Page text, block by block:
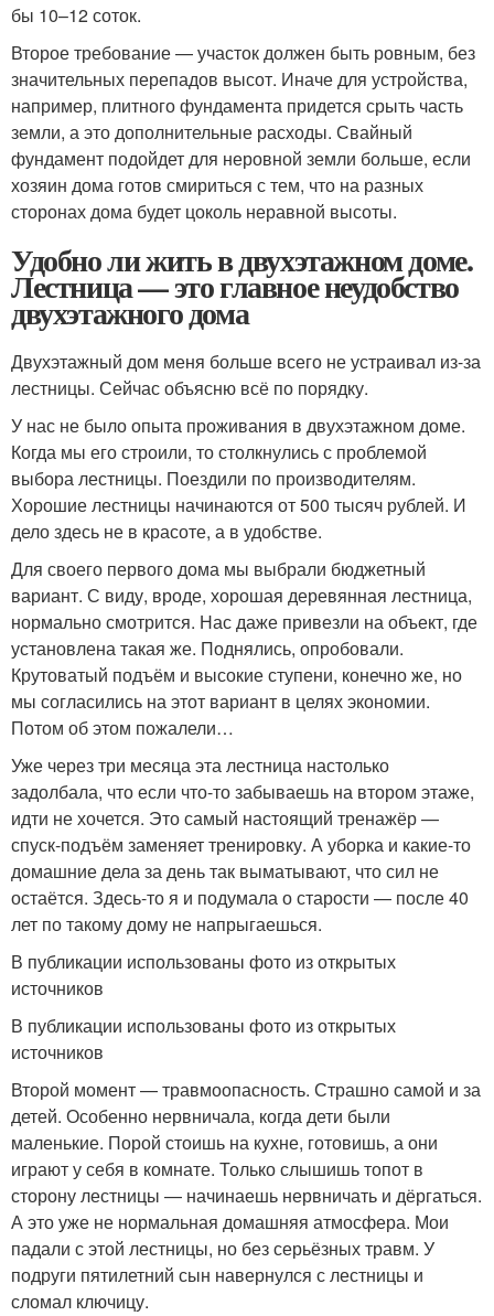
бы 10–12 соток.
Второе требование — участок должен быть ровным, без
значительных перепадов высот. Иначе для устройства,
например, плитного фундамента придется срыть часть
земли, а это дополнительные расходы. Свайный
фундамент подойдет для неровной земли больше, если
хозяин дома готов смириться с тем, что на разных
сторонах дома будет цоколь неравной высоты.
Удобно ли жить в двухэтажном доме.
Лестница — это главное неудобство
двухэтажного дома
Двухэтажный дом меня больше всего не устраивал из-за
лестницы. Сейчас объясню всё по порядку.
У нас не было опыта проживания в двухэтажном доме.
Когда мы его строили, то столкнулись с проблемой
выбора лестницы. Поездили по производителям.
Хорошие лестницы начинаются от 500 тысяч рублей. И
дело здесь не в красоте, а в удобстве.
Для своего первого дома мы выбрали бюджетный
вариант. С виду, вроде, хорошая деревянная лестница,
нормально смотрится. Нас даже привезли на объект, где
установлена такая же. Поднялись, опробовали.
Крутоватый подъём и высокие ступени, конечно же, но
мы согласились на этот вариант в целях экономии.
Потом об этом пожалели…
Уже через три месяца эта лестница настолько
задолбала, что если что-то забываешь на втором этаже,
идти не хочется. Это самый настоящий тренажёр —
спуск-подъём заменяет тренировку. А уборка и какие-то
домашние дела за день так выматывают, что сил не
остаётся. Здесь-то я и подумала о старости — после 40
лет по такому дому не напрыгаешься.
В публикации использованы фото из открытых
источников
В публикации использованы фото из открытых
источников
Второй момент — травмоопасность. Страшно самой и за
детей. Особенно нервничала, когда дети были
маленькие. Порой стоишь на кухне, готовишь, а они
играют у себя в комнате. Только слышишь топот в
сторону лестницы — начинаешь нервничать и дёргаться.
А это уже не нормальная домашняя атмосфера. Мои
падали с этой лестницы, но без серьёзных травм. У
подруги пятилетний сын навернулся с лестницы и
сломал ключицу.